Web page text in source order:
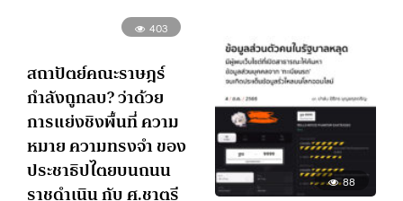
403
สถาปัตย์คณะราษฎร์
กำลังถูกลบ? ว่าด้วย
การแย่งชิงพื้นที่ ความ
หมาย ความทรงจำ ของ
ประชาธิปไตยบนถนน
ราชดำเนิน กับ ศ.ชาตรี
88